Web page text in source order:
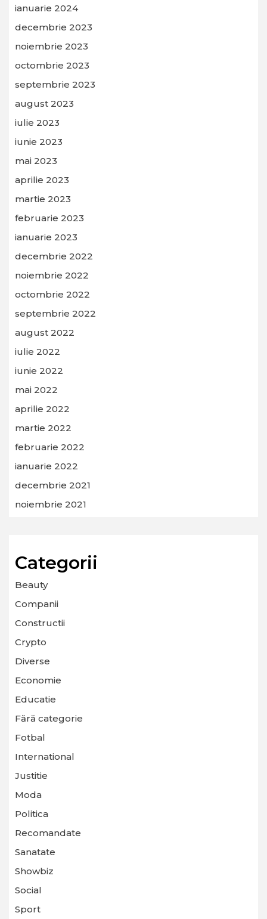
ianuarie 2024
decembrie 2023
noiembrie 2023
octombrie 2023
septembrie 2023
august 2023
iulie 2023
iunie 2023
mai 2023
aprilie 2023
martie 2023
februarie 2023
ianuarie 2023
decembrie 2022
noiembrie 2022
octombrie 2022
septembrie 2022
august 2022
iulie 2022
iunie 2022
mai 2022
aprilie 2022
martie 2022
februarie 2022
ianuarie 2022
decembrie 2021
noiembrie 2021
Categorii
Beauty
Companii
Constructii
Crypto
Diverse
Economie
Educatie
Fără categorie
Fotbal
International
Justitie
Moda
Politica
Recomandate
Sanatate
Showbiz
Social
Sport